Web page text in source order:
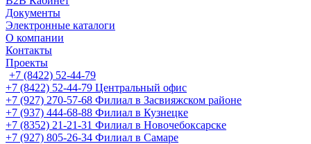
Документы
Электронные каталоги
О компании
Контакты
Проекты
+7 (8422) 52-44-79
+7 (8422) 52-44-79 Центральный офис
+7 (927) 270-57-68 Филиал в Засвияжском районе
+7 (937) 444-68-88 Филиал в Кузнецке
+7 (8352) 21-21-31 Филиал в Новочебоксарске
+7 (927) 805-26-34 Филиал в Самаре